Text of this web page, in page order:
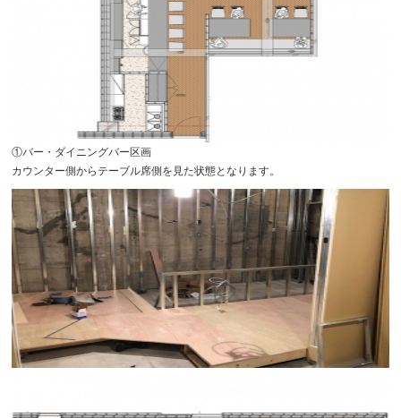
①バー・ダイニングバー区画
カウンター側からテーブル席側を見た状態となります。